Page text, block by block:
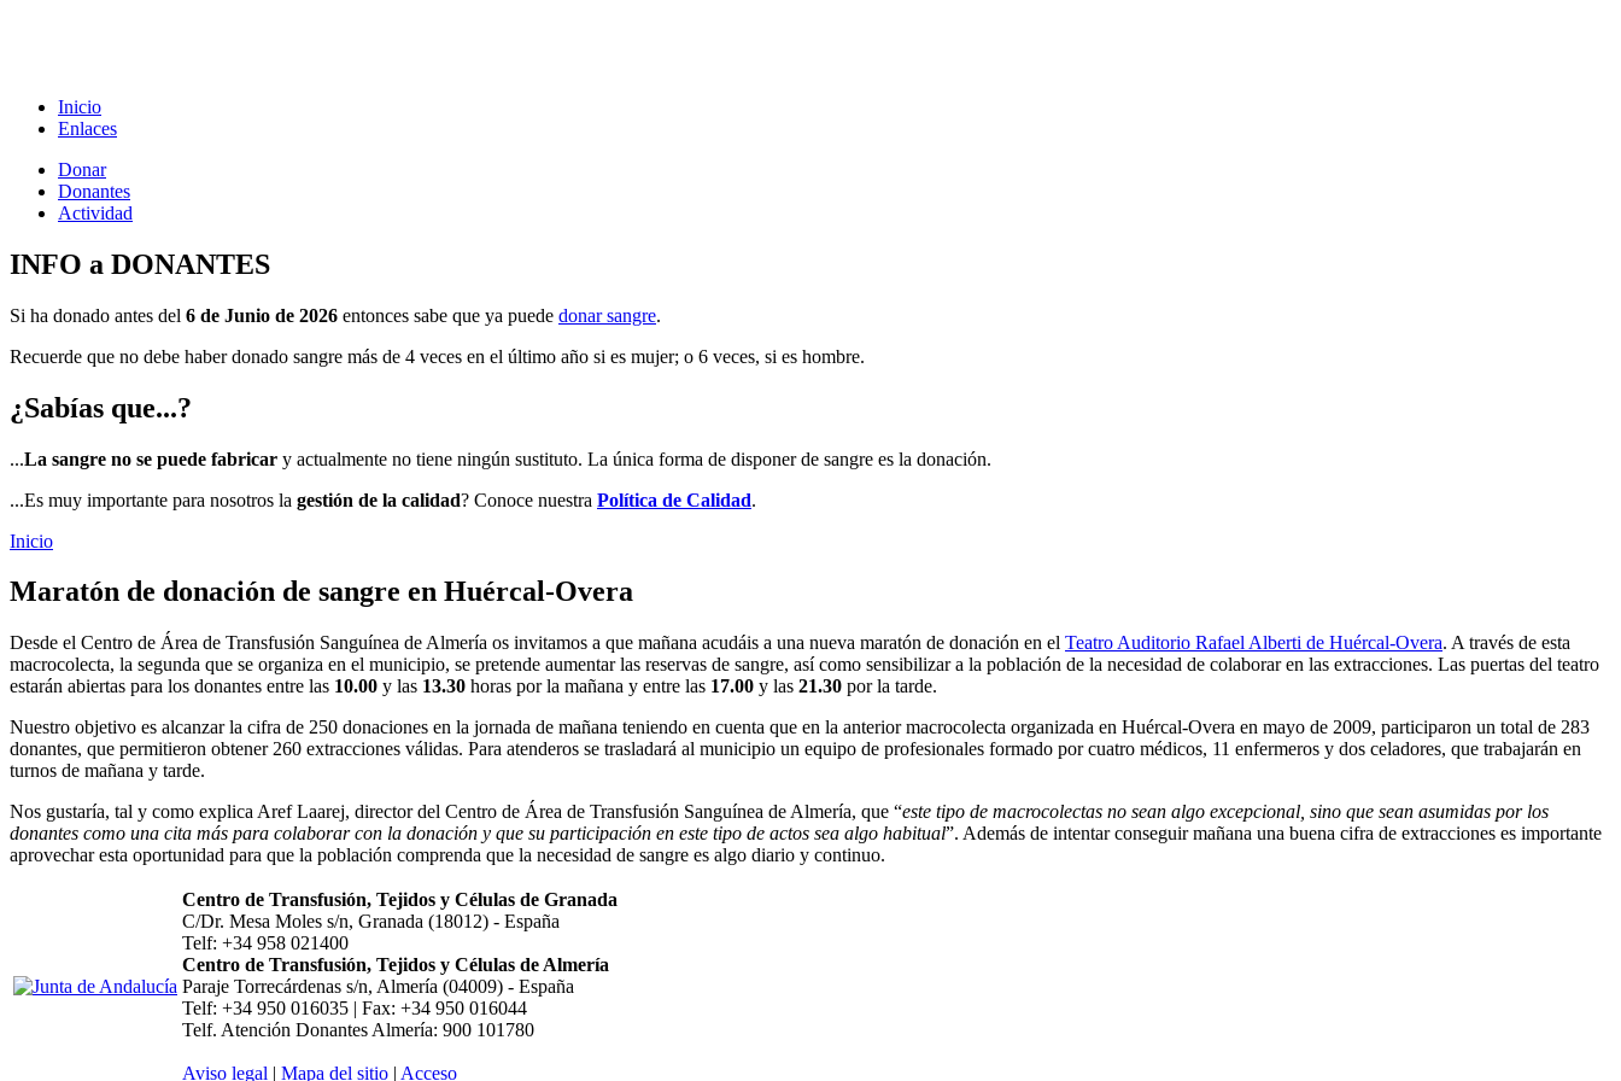
Inicio
Enlaces
Donar
Donantes
Actividad
INFO a DONANTES
Si ha donado antes del 6 de Junio de 2026 entonces sabe que ya puede donar sangre.
Recuerde que no debe haber donado sangre más de 4 veces en el último año si es mujer; o 6 veces, si es hombre.
¿Sabías que...?
...La sangre no se puede fabricar y actualmente no tiene ningún sustituto. La única forma de disponer de sangre es la donación.
...Es muy importante para nosotros la gestión de la calidad? Conoce nuestra Política de Calidad.
Inicio
Maratón de donación de sangre en Huércal-Overa
Desde el Centro de Área de Transfusión Sanguínea de Almería os invitamos a que mañana acudáis a una nueva maratón de donación en el Teatro Auditorio Rafael Alberti de Huércal-Overa. A través de esta
macrocolecta, la segunda que se organiza en el municipio, se pretende aumentar las reservas de sangre, así como sensibilizar a la población de la necesidad de colaborar en las extracciones. Las puertas del teatro
estarán abiertas para los donantes entre las 10.00 y las 13.30 horas por la mañana y entre las 17.00 y las 21.30 por la tarde.
Nuestro objetivo es alcanzar la cifra de 250 donaciones en la jornada de mañana teniendo en cuenta que en la anterior macrocolecta organizada en Huércal-Overa en mayo de 2009, participaron un total de 283
donantes, que permitieron obtener 260 extracciones válidas. Para atenderos se trasladará al municipio un equipo de profesionales formado por cuatro médicos, 11 enfermeros y dos celadores, que trabajarán en
turnos de mañana y tarde.
Nos gustaría, tal y como explica Aref Laarej, director del Centro de Área de Transfusión Sanguínea de Almería, que “este tipo de macrocolectas no sean algo excepcional, sino que sean asumidas por los
donantes como una cita más para colaborar con la donación y que su participación en este tipo de actos sea algo habitual”. Además de intentar conseguir mañana una buena cifra de extracciones es importante
aprovechar esta oportunidad para que la población comprenda que la necesidad de sangre es algo diario y continuo.
Centro de Transfusión, Tejidos y Células de Granada
C/Dr. Mesa Moles s/n, Granada (18012) - España
Telf: +34 958 021400
Centro de Transfusión, Tejidos y Células de Almería
Paraje Torrecárdenas s/n, Almería (04009) - España
Telf: +34 950 016035 | Fax: +34 950 016044
Telf. Atención Donantes Almería: 900 101780
Aviso legal | Mapa del sitio | Acceso